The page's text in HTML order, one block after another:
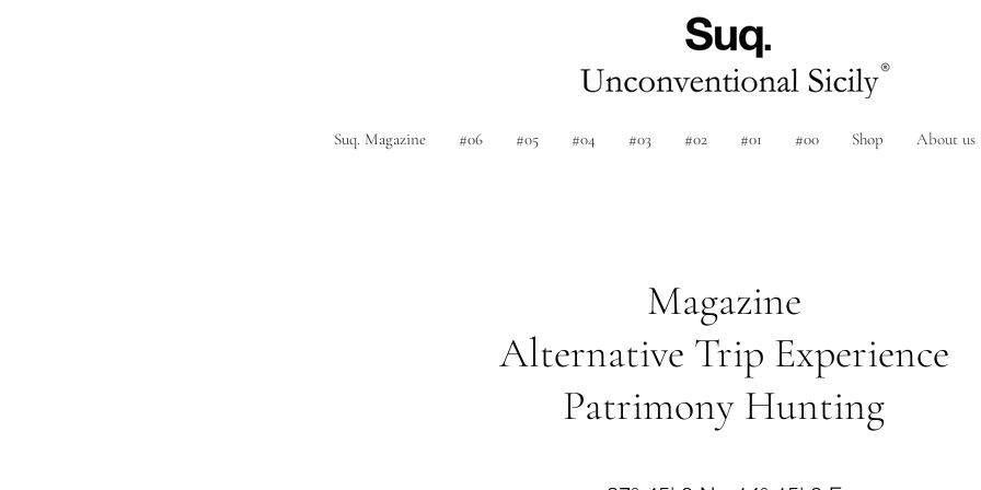
Suq. Magazine #06 #05 #04 #03 #02 #01 #00 Shop About us
Magazine
Alternative Trip Experience
Patrimony Hunting